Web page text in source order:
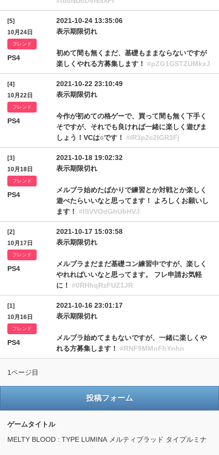
[5]
10月24日
フレンド
PS4
2021-10-24 13:35:06
表示期限切れ
初めて間も無くまだ、基礎もままならないですが
楽しくやれる方募集します！ #pZG1GSTZUMkxJ
[4]
10月22日
フレンド
PS4
2021-10-22 23:10:49
表示期限切れ
今作が初めての格ゲーで、買って間も無く下手く
そですが、それでも良ければ一緒に楽しく遊びま
しょう！VCは○です！ #IR3p2c2lGR3Fj
[3]
10月18日
フレンド
PS4
2021-10-18 19:02:32
表示期限切れ
メルブラ始めたばかりで練習とか対戦とか楽しく
遊べたらいいなと思ってます！ よろしくお願いし
ます！ #lSVVOdGhUbHVJ
[2]
10月17日
フレンド
PS4
2021-10-17 15:03:58
表示期限切れ
メルブラまだまだ基礎コン練習中ですが、楽しく
やれればいいなと思ってます。 フレ申請お気軽
に！ #0RHhqRzFUZ1JR
[1]
10月16日
フレンド
PS4
2021-10-16 23:01:17
表示期限切れ
メルブラ始めてまもないですが、一緒に楽しくや
れる方募集します！ #RNF9MMnFhYnhn
1ページ目
投稿フォーム
ゲームタイトル
MELTY BLOOD : TYPE LUMINA メルティブラッド タイプルミナ